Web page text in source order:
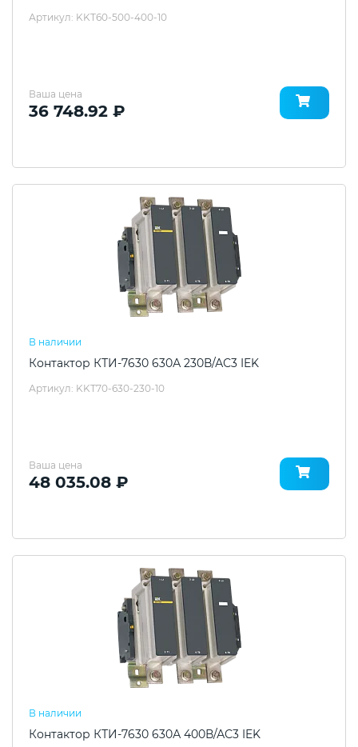
Артикул: KKT60-500-400-10
Ваша цена
36 748.92 ₽
В наличии
Контактор КТИ-7630 630А 230В/АС3 IEK
Артикул: KKT70-630-230-10
Ваша цена
48 035.08 ₽
В наличии
Контактор КТИ-7630 630А 400В/АС3 IEK